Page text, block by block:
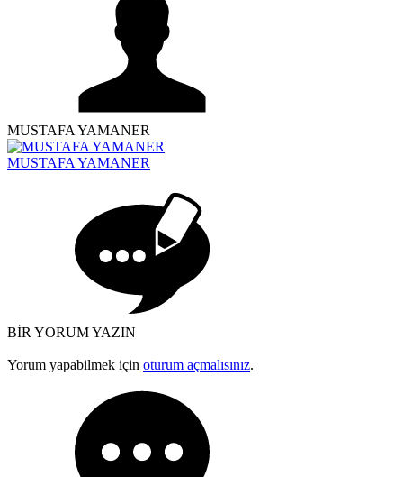
MUSTAFA YAMANER
MUSTAFA YAMANER
BİR YORUM YAZIN
Yorum yapabilmek için oturum açmalısınız.